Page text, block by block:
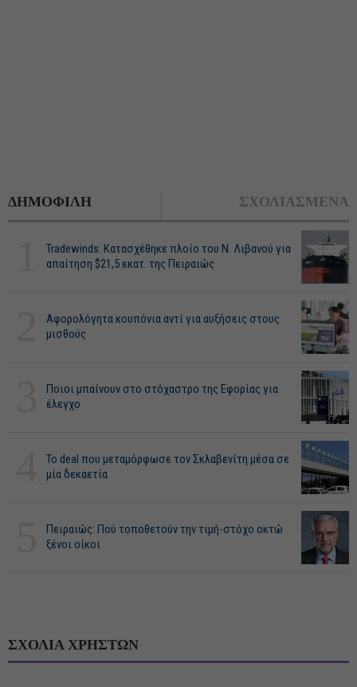
ΔΗΜΟΦΙΛΗ ΣΧΟΛΙΑΣΜΕΝΑ
Tradewinds: Κατασχέθηκε πλοίο του Ν. Λιβανού για
απαίτηση $21,5 εκατ. της Πειραιώς
Αφορολόγητα κουπόνια αντί για αυξήσεις στους
μισθούς
Ποιοι μπαίνουν στο στόχαστρο της Εφορίας για
έλεγχο
Το deal που μεταμόρφωσε τον Σκλαβενίτη μέσα σε
μία δεκαετία
Πειραιώς: Πού τοποθετούν την τιμή-στόχο οκτώ
ξένοι οίκοι
ΣΧΟΛΙΑ ΧΡΗΣΤΩΝ